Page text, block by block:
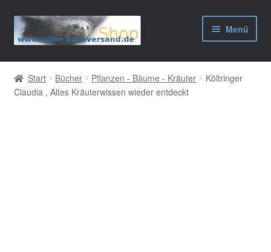
Zur
Navigation
Zum
Inhalt
Menü
AGB
Widerrufsbelehrung
Start Bücher Pflanzen - Bäume - Kräuter
Költringer
Claudia , Altes Kräuterwissen wieder entdeckt